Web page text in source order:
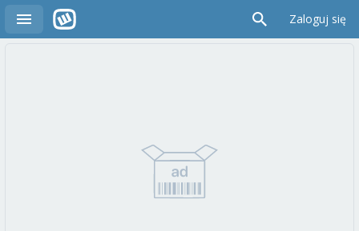
Zaloguj się